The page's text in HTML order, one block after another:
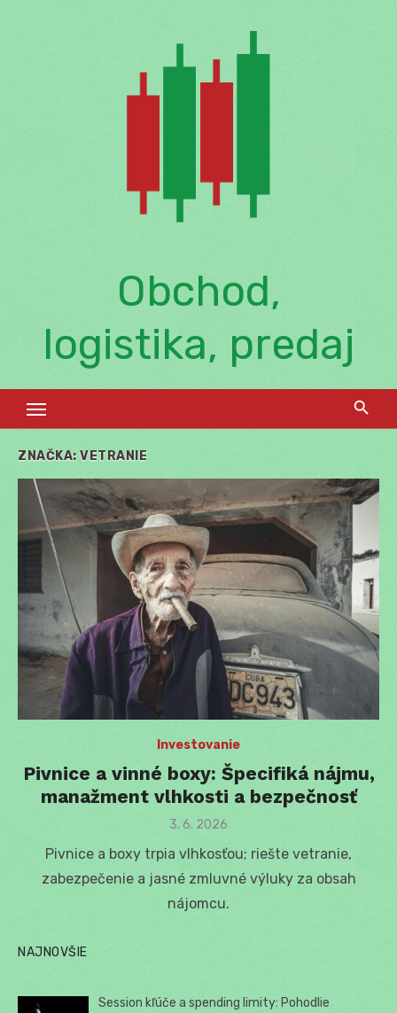
Obchod,
logistika, predaj
ZNAČKA: VETRANIE
Investovanie
Pivnice a vinné boxy: Špecifiká nájmu,
manažment vlhkosti a bezpečnosť
Posted
3. 6. 2026
Pivnice a boxy trpia vlhkosťou; riešte vetranie,
zabezpečenie a jasné zmluvné výluky za obsah
nájomcu.
NAJNOVŠIE
Session kľúče a spending limity: Pohodlie